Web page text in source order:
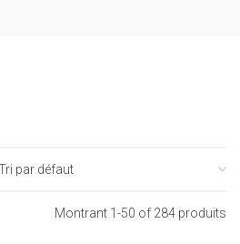
Montrant 1-50 of 284 produits